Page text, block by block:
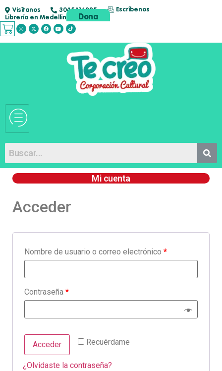
Visítanos 3045416285
Escríbenos
Librería en Medellin
Dona
Mi cuenta
Acceder
Nombre de usuario o correo electrónico *
Contraseña *
Recuérdame
Acceder
¿Olvidaste la contraseña?